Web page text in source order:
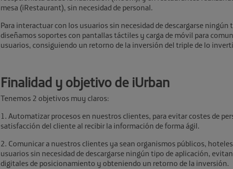
mesa (iRestaurant), sin necesidad de personal.
Para interactuar con los usuarios sin necesidad de descargarse ningún
diseñamos soportes con pantallas táctiles y carga de móvil para
usuarios, consiguiendo un retorno de la inversión del triple de lo
Finalidad y objetivo de iUrban
Tenemos 2 objetivos muy claros:
1. Automatizar procesos en nuestros clientes, para evitar costes de
satisfacción del cliente al recibir la información de forma ágil.
2. Comunicar a nuestros clientes ya sean organismos públicos,
usuarios sin necesidad de descargarse ningún tipo de aplicación,
digitales de posicionamiento y obteniendo un retorno de la inversión.